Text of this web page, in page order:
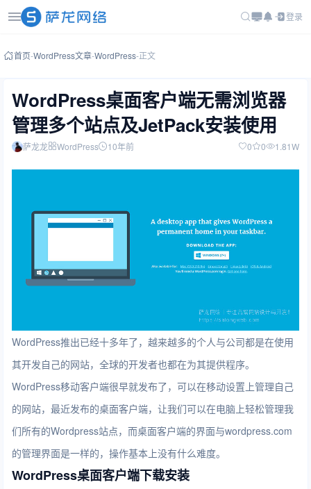
登录
首页-WordPress文章-WordPress-正文
WordPress桌面客户端无需浏览器
管理多个站点及JetPack安装使用
萨龙龙 WordPress 10年前 0 0 1.81W
WordPress推出已经十多年了，越来越多的个人与公司都是在使用
其开发自己的网站，全球的开发者也都在为其提供程序。
WordPress移动客户端很早就发布了，可以在移动设置上管理自己
的网站，最近发布的桌面客户端，让我们可以在电脑上轻松管理我
们所有的Wordpress站点，而桌面客户端的界面与wordpress.com
的管理界面是一样的，操作基本上没有什么难度。
WordPress桌面客户端下载安装